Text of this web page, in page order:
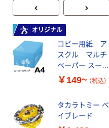
オリジナル
コピー用紙 ア
スクル マルチ
ペーパー スーパ
ーホワイト+
￥149~ （税込）
タカラトミー ベ
イブレード